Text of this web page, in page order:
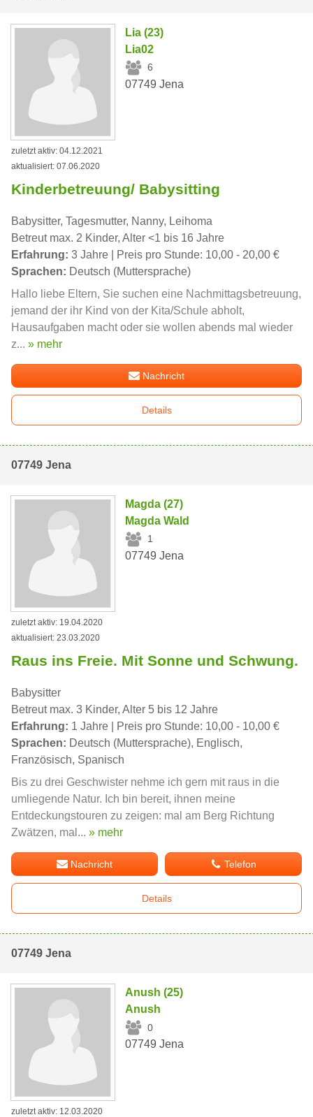
Lia (23)
Lia02
6
07749 Jena
zuletzt aktiv: 04.12.2021
aktualisiert: 07.06.2020
Kinderbetreuung/ Babysitting
Babysitter, Tagesmutter, Nanny, Leihoma
Betreut max. 2 Kinder, Alter <1 bis 16 Jahre
Erfahrung: 3 Jahre | Preis pro Stunde: 10,00 - 20,00 €
Sprachen: Deutsch (Muttersprache)
Hallo liebe Eltern, Sie suchen eine Nachmittagsbetreuung,
jemand der ihr Kind von der Kita/Schule abholt,
Hausaufgaben macht oder sie wollen abends mal wieder
z... » mehr
Nachricht
Details
07749 Jena
Magda (27)
Magda Wald
1
07749 Jena
zuletzt aktiv: 19.04.2020
aktualisiert: 23.03.2020
Raus ins Freie. Mit Sonne und Schwung.
Babysitter
Betreut max. 3 Kinder, Alter 5 bis 12 Jahre
Erfahrung: 1 Jahre | Preis pro Stunde: 10,00 - 10,00 €
Sprachen: Deutsch (Muttersprache), Englisch,
Französisch, Spanisch
Bis zu drei Geschwister nehme ich gern mit raus in die
umliegende Natur. Ich bin bereit, ihnen meine
Entdeckungstouren zu zeigen: mal am Berg Richtung
Zwätzen, mal... » mehr
Nachricht Telefon
Details
07749 Jena
Anush (25)
Anush
0
07749 Jena
zuletzt aktiv: 12.03.2020